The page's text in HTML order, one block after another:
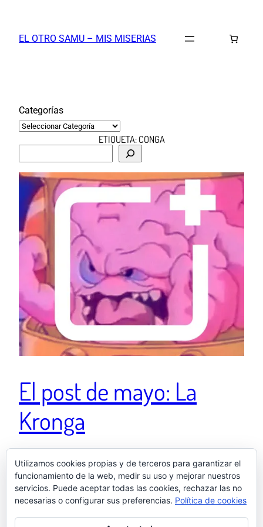
contenido
EL OTRO SAMU – MIS MISERIAS
Categorías
ETIQUETA:CONGA
s
r
El post de mayo: La
Kronga
Que la base de la Conga ha venido del espacio a
conquistar el mundo y a librarse de esas molestas
tortugas ninja, es un hecho innegable. La Kronga.
Utilizamos cookies propias y de terceros para garantizar el
funcionamiento de la web, medir su uso y mejorar nuestros
servicios. Puede aceptar todas las cookies, rechazar las no
necesarias o configurar sus preferencias. Política de cookies